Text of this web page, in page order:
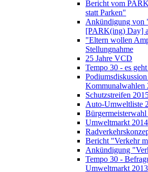
Bericht vom
statt Parken"
Ankündigung von
[PARK(ing) Day]
"Eltern wollen
Stellungnahme
25 Jahre VCD
Tempo 30 - es
Kommunalwahlen
Schutzstreifen
Auto-Umweltliste
Umweltmarkt 2014
Bericht "Verkehr
Ankündigung
Tempo 30 -
Umweltmarkt 2013